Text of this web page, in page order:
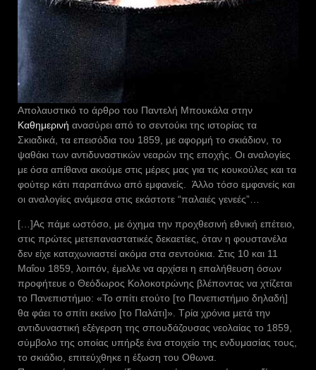
Απολαυστικό το άρθρο του Παντελή Μπουκάλα στην
Καθημερινή ανασύρει από το σεντούκι της ιστορίας τα
Σκιαδικά, τα επεισόδια του 1859, με αφορμή το σκιάδιον, το
ψαθάκι των αντιδυναστικών νεαρών της εποχής. Οι αναλογίες
με όσα απίθανα ακούμε στις μέρες μας για τις κουκούλες και τα
φούτερ κάτι παραπάνω από εμφανείς. Άλλο τόσο εμφανείς και
οι αναλογίες ανάμεσα στις εκάστοτε “παλαιές γενεές”…
[…]Ας πάμε ωστόσο, με όχημα την προχθεσινή εθνική επέτειο,
στις πρώτες μετεπαναστατικές δεκαετίες, όταν η φουστανέλα
δεν είχε καταχωνιαστεί ακόμα στα σεντούκια. Στις 10 και 11
Μαΐου 1859, λοιπόν, έμελλε να αρχίσει η επαλήθευση όσων
προφήτευε ο Θεόδωρος Κολοκοτρώνης βλέποντας να χτίζεται
το Πανεπιστήμιο: «Το σπίτι ετούτο [το Πανεπιστήμιο δηλαδή]
θα φάει το σπίτι εκείνο [το Παλάτι]». Τρία χρόνια μετά την
αντιδυναστική εξέγερση της σπουδάζουσας νεολαίας το 1859,
σύμβολο της οποίας υπήρξε ένα στοιχείο της ενδυμασίας τους,
το σκιάδιο, επιτεύχθηκε η έξωση του Οθωνα.